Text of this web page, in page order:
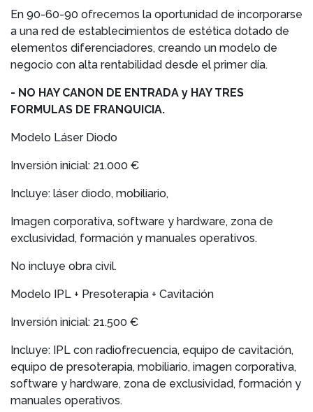
En 90-60-90 ofrecemos la oportunidad de incorporarse
a una red de establecimientos de estética dotado de
elementos diferenciadores, creando un modelo de
negocio con alta rentabilidad desde el primer día.
- NO HAY CANON DE ENTRADA y HAY TRES
FORMULAS DE FRANQUICIA.
Modelo Láser Diodo
Inversión inicial: 21.000 €
Incluye: láser diodo, mobiliario,
Imagen corporativa, software y hardware, zona de
exclusividad, formación y manuales operativos.
No incluye obra civil.
Modelo IPL + Presoterapia + Cavitación
Inversión inicial: 21.500 €
Incluye: IPL con radiofrecuencia, equipo de cavitación,
equipo de presoterapia, mobiliario, imagen corporativa,
software y hardware, zona de exclusividad, formación y
manuales operativos.